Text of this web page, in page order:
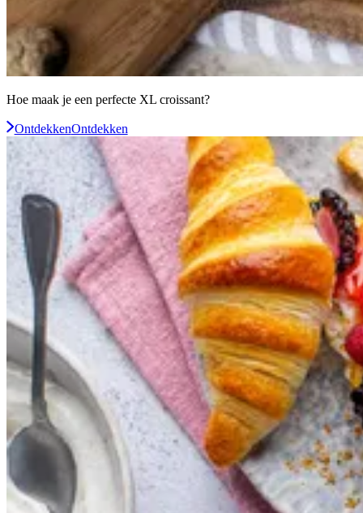
Hoe maak je een perfecte XL croissant?
OntdekkenOntdekken